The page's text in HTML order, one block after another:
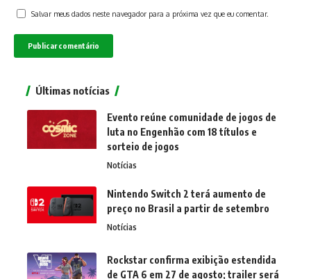
Salvar meus dados neste navegador para a próxima vez que eu comentar.
Últimas notícias
Evento reúne comunidade de jogos de
luta no Engenhão com 18 títulos e
sorteio de jogos
Notícias
Nintendo Switch 2 terá aumento de
preço no Brasil a partir de setembro
Notícias
Rockstar confirma exibição estendida
de GTA 6 em 27 de agosto; trailer será